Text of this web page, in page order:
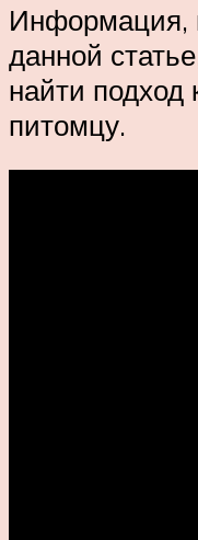
Информация,
данной
найти подход
питомцу.